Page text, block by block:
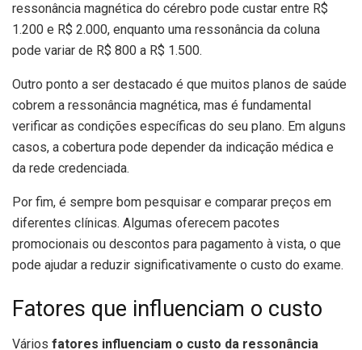
ressonância magnética do cérebro pode custar entre R$
1.200 e R$ 2.000, enquanto uma ressonância da coluna
pode variar de R$ 800 a R$ 1.500.
Outro ponto a ser destacado é que muitos planos de saúde
cobrem a ressonância magnética, mas é fundamental
verificar as condições específicas do seu plano. Em alguns
casos, a cobertura pode depender da indicação médica e
da rede credenciada.
Por fim, é sempre bom pesquisar e comparar preços em
diferentes clínicas. Algumas oferecem pacotes
promocionais ou descontos para pagamento à vista, o que
pode ajudar a reduzir significativamente o custo do exame.
Fatores que influenciam o custo
Vários fatores influenciam o custo da ressonância